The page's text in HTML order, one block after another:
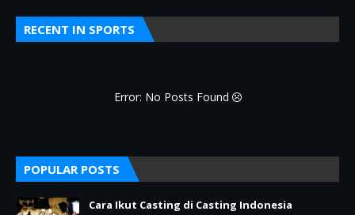
RECENT IN SPORTS
Error: No Posts Found
POPULAR POSTS
Cara Ikut Casting di Casting Indonesia